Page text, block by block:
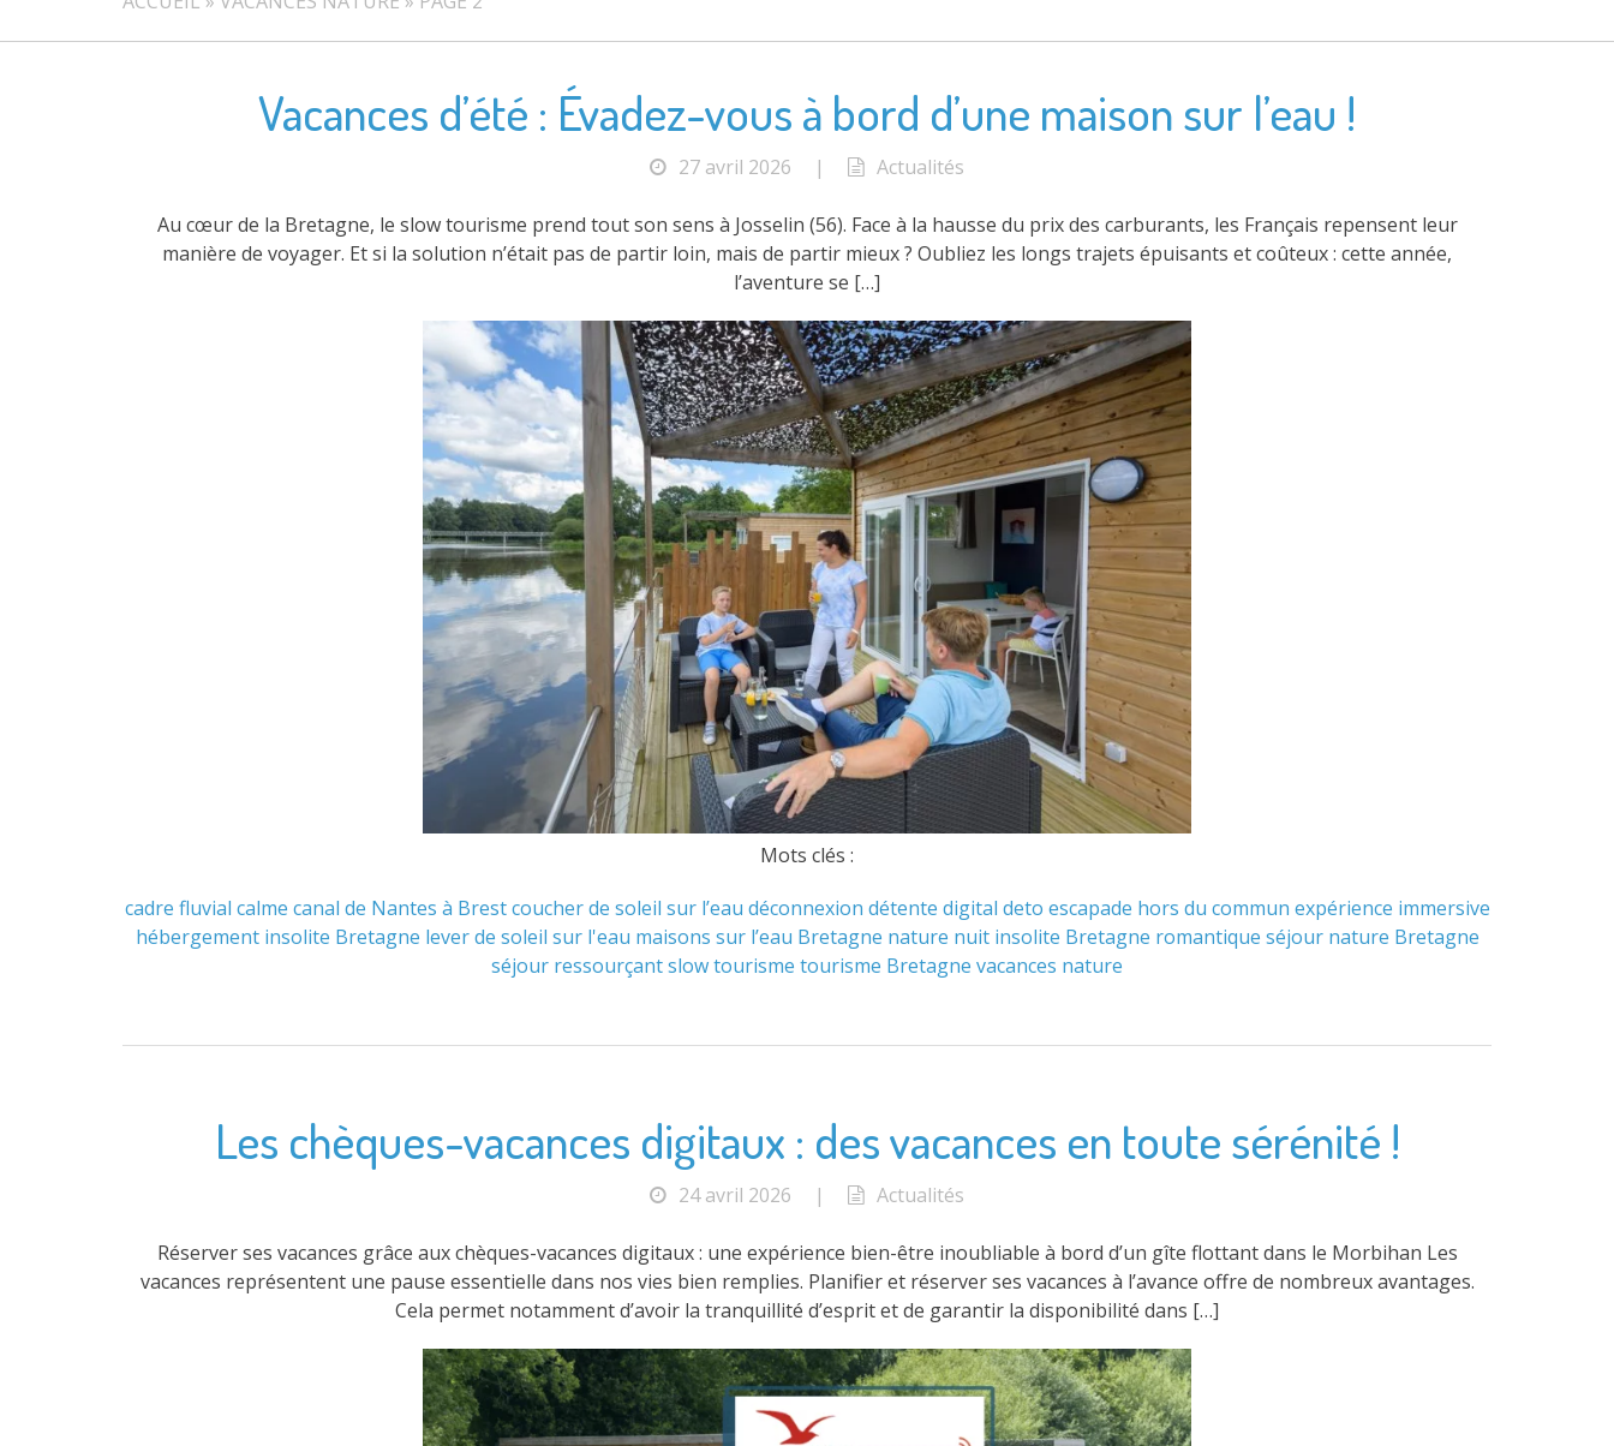
Vacances d’été : Évadez-vous à bord d’une maison sur l’eau !
27 avril 2026 | Actualités
Au cœur de la Bretagne, le slow tourisme prend tout son sens à Josselin (56). Face à la hausse du prix des carburants, les Français repensent leur
manière de voyager. Et si la solution n’était pas de partir loin, mais de partir mieux ? Oubliez les longs trajets épuisants et coûteux : cette année,
l’aventure se […]
Mots clés :
cadre fluvial calme canal de Nantes à Brest coucher de soleil sur l’eau déconnexion détente digital deto escapade hors du commun expérience immersive
hébergement insolite Bretagne lever de soleil sur l'eau maisons sur l’eau Bretagne nature nuit insolite Bretagne romantique séjour nature Bretagne
séjour ressourçantslow tourisme tourisme Bretagne vacances nature
Les chèques-vacances digitaux : des vacances en toute sérénité !
24 avril 2026 | Actualités
Réserver ses vacances grâce aux chèques-vacances digitaux : une expérience bien-être inoubliable à bord d’un gîte flottant dans le Morbihan Les
vacances représentent une pause essentielle dans nos vies bien remplies. Planifier et réserver ses vacances à l’avance offre de nombreux avantages.
Cela permet notamment d’avoir la tranquillité d’esprit et de garantir la disponibilité dans […]